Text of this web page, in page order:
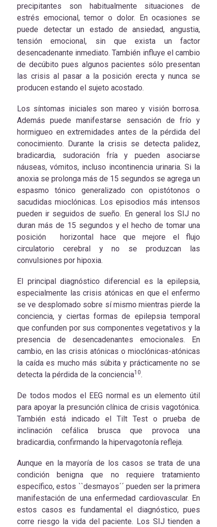
precipitantes son habitualmente situaciones de
estrés emocional, temor o dolor. En ocasiones se
puede detectar un estado de ansiedad, angustia,
tensión emocional, sin que exista un factor
desencadenante inmediato. También influye el cambio
de decúbito pues algunos pacientes sólo presentan
las crisis al pasar a la posición erecta y nunca se
producen estando el sujeto acostado.
Los síntomas iniciales son mareo y visión borrosa.
Además puede manifestarse sensación de frío y
hormigueo en extremidades antes de la pérdida del
conocimiento. Durante la crisis se detecta palidez,
bradicardia, sudoración fría y pueden asociarse
náuseas, vómitos, incluso incontinencia urinaria. Si la
anoxia se prolonga más de 15 segundos se agrega un
espasmo tónico generalizado con opistótonos o
sacudidas mioclónicas. Los episodios más intensos
pueden ir seguidos de sueño. En general los SIJ no
duran más de 15 segundos y el hecho de tomar una
posición horizontal hace que mejore el flujo
circulatorio cerebral y no se produzcan las
convulsiones por hipoxia.
El principal diagnóstico diferencial es la epilepsia,
especialmente las crisis atónicas en que el enfermo
se ve desplomado sobre sí mismo mientras pierde la
conciencia, y ciertas formas de epilepsia temporal
que confunden por sus componentes vegetativos y la
presencia de desencadenantes emocionales. En
cambio, en las crisis atónicas o mioclónicas-atónicas
la caída es mucho más súbita y prácticamente no se
detecta la pérdida de la conciencia10.
De todos modos el EEG normal es un elemento útil
para apoyar la presunción clínica de crisis vagotónica.
También está indicado el Tilt Test o prueba de
inclinación cefálica brusca que provoca una
bradicardia, confirmando la hipervagotonía refleja.
Aunque en la mayoría de los casos se trata de una
condición benigna que no requiere tratamiento
específico, estos ``desmayos´´ pueden ser la primera
manifestación de una enfermedad cardiovascular. En
estos casos es fundamental el diagnóstico, pues
corre riesgo la vida del paciente. Los SIJ tienden a